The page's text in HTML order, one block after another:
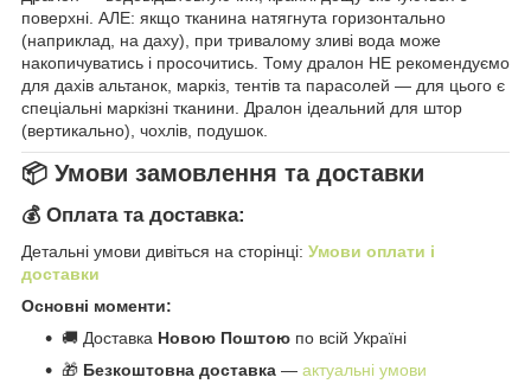
поверхні. АЛЕ: якщо тканина натягнута горизонтально
(наприклад, на даху), при тривалому зливі вода може
накопичуватись і просочитись. Тому дралон НЕ рекомендуємо
для дахів альтанок, маркіз, тентів та парасолей — для цього є
спеціальні маркізні тканини. Дралон ідеальний для штор
(вертикально), чохлів, подушок.
📦 Умови замовлення та доставки
💰 Оплата та доставка:
Детальні умови дивіться на сторінці: Умови оплати і
доставки
Основні моменти:
🚚 Доставка Новою Поштою по всій Україні
🎁 Безкоштовна доставка — актуальні умови